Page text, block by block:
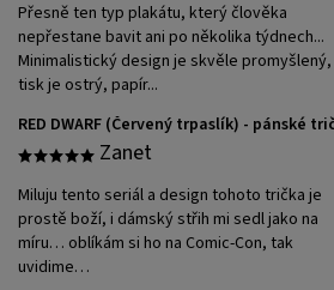
Přesně ten typ plakátu, který člověka
nepřestane bavit ani po několika týdnech...
Minimalistický design je skvěle promyšlený,
tisk je ostrý, papír...
RED DWARF (Červený trpaslík) - pánské
Zanet
Miluju tento seriál a design tohoto trička je
prostě boží, i dámský střih mi sedl jako na
míru… oblíkám si ho na Comic-Con, tak
uvidime…